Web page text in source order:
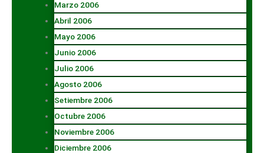
Marzo 2006
Abril 2006
Mayo 2006
Junio 2006
Julio 2006
Agosto 2006
Setiembre 2006
Octubre 2006
Noviembre 2006
Diciembre 2006